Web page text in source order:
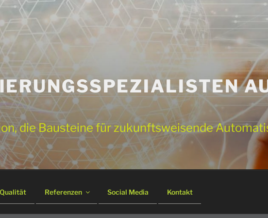
die Bausteine für zukunftsweisende
Qualität Referenzen Social Media Kontakt